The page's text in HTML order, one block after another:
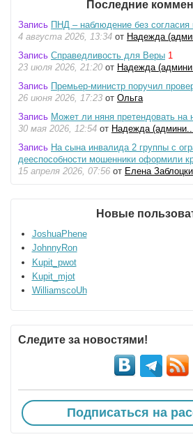
Последние
Запись ПНД – наблюдение без
4 августа 2026, 13:34 от Надежда
Запись Справедливость для Веры 1
23 июля 2026, 21:20 от Надежда
Запись Премьер-министр поручил
26 июня 2026, 17:23 от Ольга
Запись Может ли няня претендовать на
30 мая 2026, 12:54 от Надежда
Запись На сына инвалида 2 группы с
дееспособности мошенники оформили
15 апреля 2026, 07:56 от Елена
Новые
JoshuaPhene
JohnnyRon
Kupit_pwot
Kupit_mjot
WilliamscoUh
Следите за новостями!
Подписаться на